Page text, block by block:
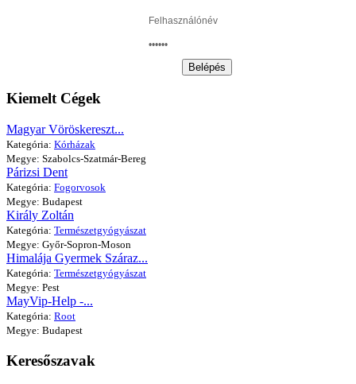
Belépés
Kiemelt Cégek
Magyar Vöröskereszt...
Kategória: Kórházak
Megye: Szabolcs-Szatmár-Bereg
Párizsi Dent
Kategória: Fogorvosok
Megye: Budapest
Király Zoltán
Kategória: Természetgyógyászat
Megye: Győr-Sopron-Moson
Himalája Gyermek Száraz...
Kategória: Természetgyógyászat
Megye: Pest
MayVip-Help -...
Kategória: Root
Megye: Budapest
Keresőszavak